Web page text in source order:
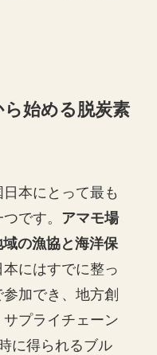
ら始める脱炭素
本にとって最も
です。 アマモ場
の漁協と海洋保
本にはすでに整っ
加でき、地方創
プライチェーン
に得られるブル